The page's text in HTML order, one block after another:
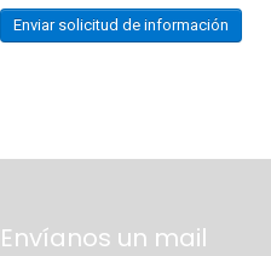
Enviar solicitud de información
Envíanos un mail